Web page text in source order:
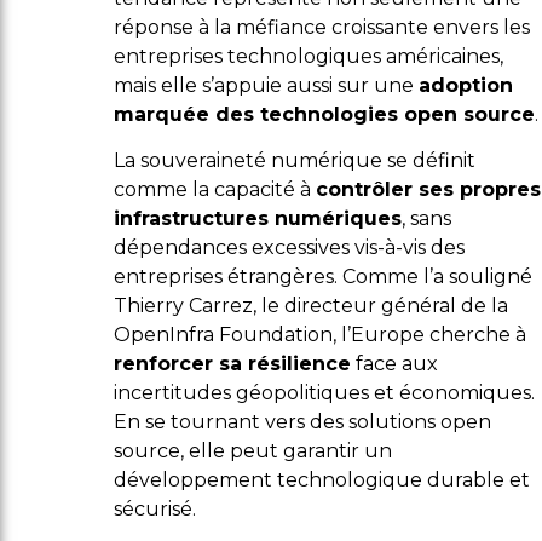
réponse à la méfiance croissante envers les
entreprises technologiques américaines,
mais elle s’appuie aussi sur une adoption
marquée des technologies open source.
La souveraineté numérique se définit
comme la capacité à contrôler ses propres
infrastructures numériques, sans
dépendances excessives vis-à-vis des
entreprises étrangères. Comme l’a souligné
Thierry Carrez, le directeur général de la
OpenInfra Foundation, l’Europe cherche à
renforcer sa résilience face aux
incertitudes géopolitiques et économiques.
En se tournant vers des solutions open
source, elle peut garantir un
développement technologique durable et
sécurisé.